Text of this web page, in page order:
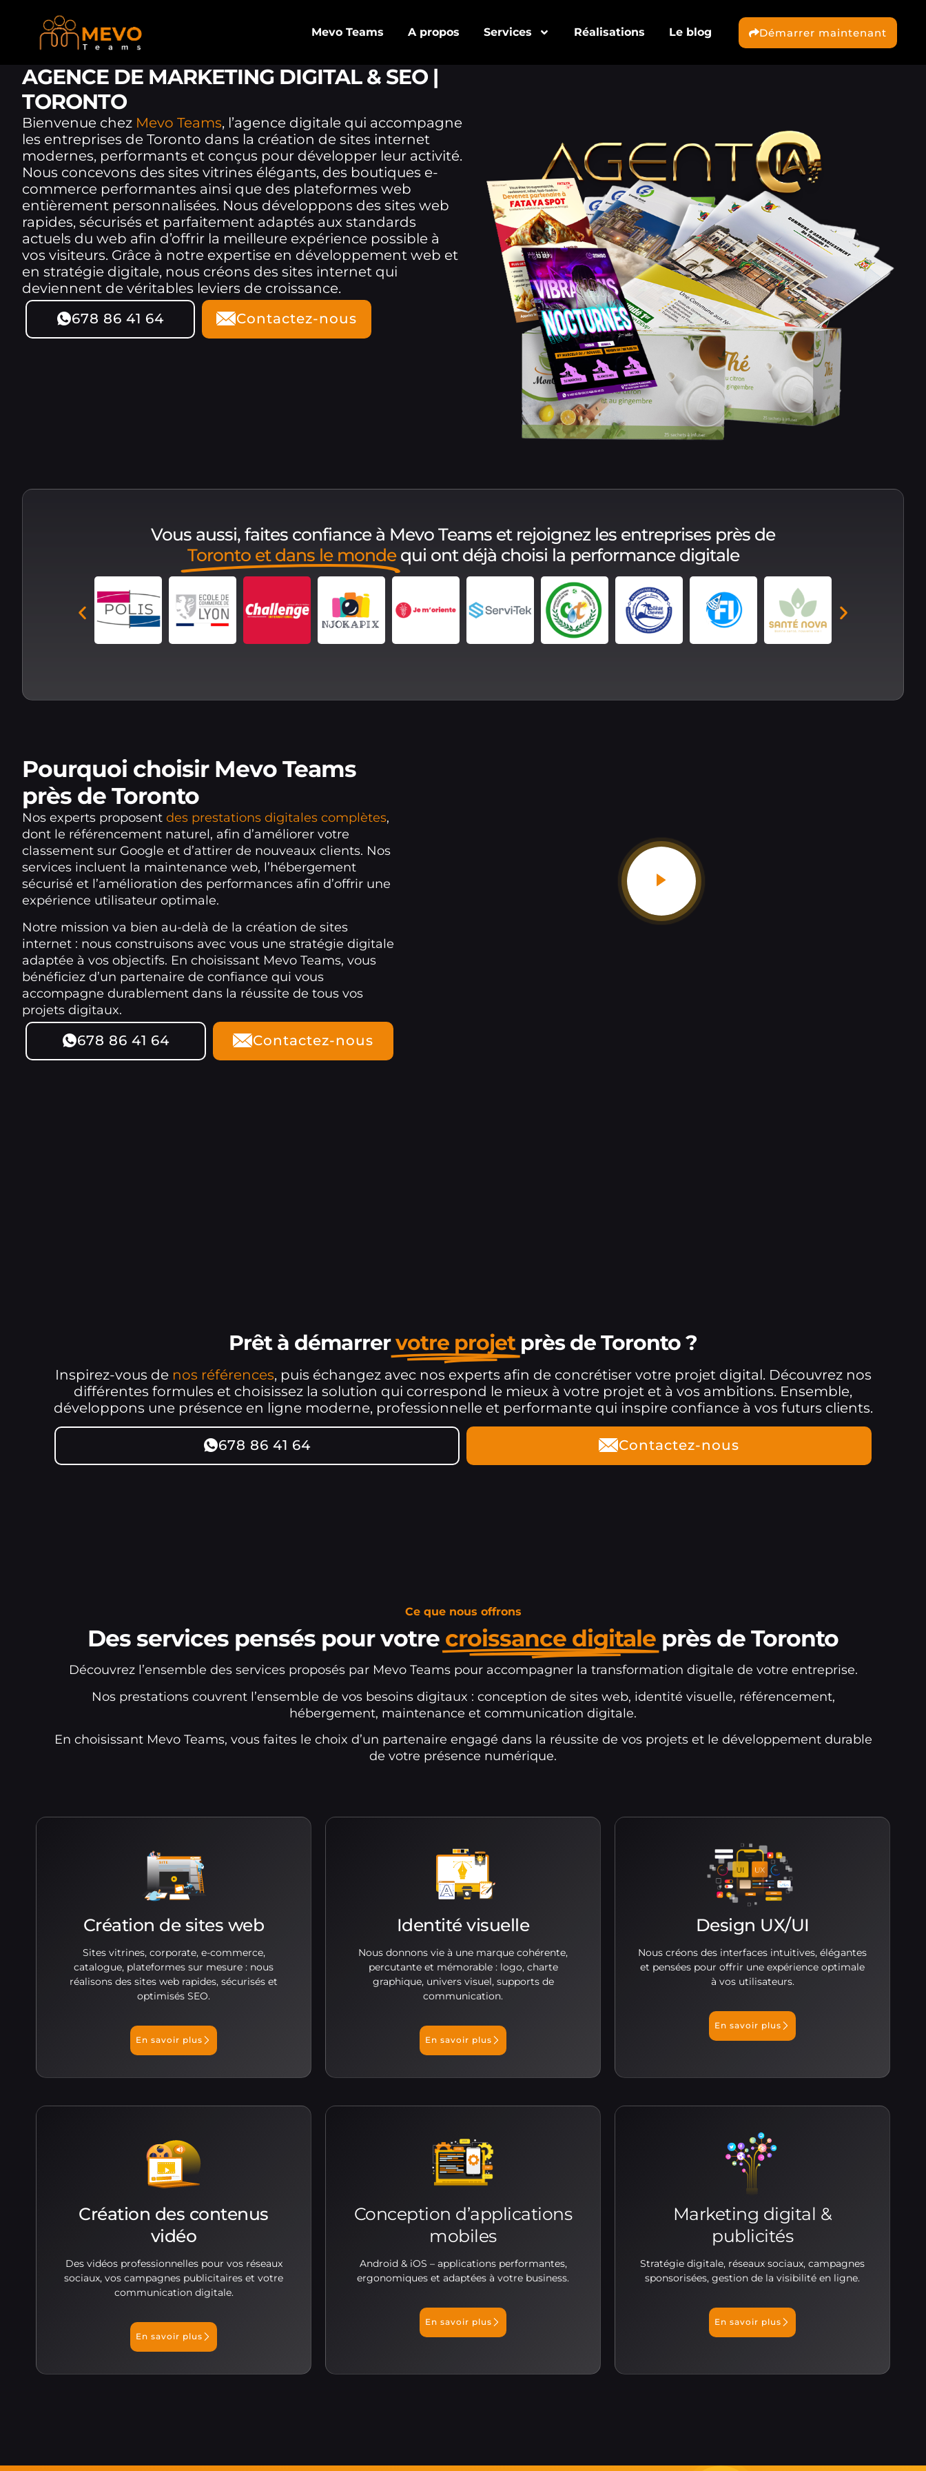
Mevo Teams A propos Services Réalisations Le blog Démarrer maintenant
AGENCE DE MARKETING DIGITAL & SEO |
TORONTO
Bienvenue chez Mevo Teams, l’agence digitale qui accompagne
les entreprises de Toronto dans la création de sites internet
modernes, performants et conçus pour développer leur activité.
Nous concevons des sites vitrines élégants, des boutiques e-
commerce performantes ainsi que des plateformes web
entièrement personnalisées. Nous développons des sites web
rapides, sécurisés et parfaitement adaptés aux standards
actuels du web afin d’offrir la meilleure expérience possible à
vos visiteurs. Grâce à notre expertise en développement web et
en stratégie digitale, nous créons des sites internet qui
deviennent de véritables leviers de croissance.
678 86 41 64
Contactez-nous
Vous aussi, faites confiance à Mevo Teams et rejoignez les entreprises près de
Toronto et dans le monde qui ont déjà choisi la performance digitale
Pourquoi choisir Mevo Teams
près de Toronto
Nos experts proposent des prestations digitales complètes,
dont le référencement naturel, afin d’améliorer votre
classement sur Google et d’attirer de nouveaux clients. Nos
services incluent la maintenance web, l’hébergement
sécurisé et l’amélioration des performances afin d’offrir une
expérience utilisateur optimale.
Notre mission va bien au-delà de la création de sites
internet : nous construisons avec vous une stratégie digitale
adaptée à vos objectifs. En choisissant Mevo Teams, vous
bénéficiez d’un partenaire de confiance qui vous
accompagne durablement dans la réussite de tous vos
projets digitaux.
678 86 41 64 Contactez-nous
Prêt à démarrervotre projet près de Toronto ?
Inspirez-vous de nos références, puis échangez avec nos experts afin de concrétiser votre projet digital. Découvrez nos
différentes formules et choisissez la solution qui correspond le mieux à votre projet et à vos ambitions. Ensemble,
développons une présence en ligne moderne, professionnelle et performante qui inspire confiance à vos futurs clients.
678 86 41 64 Contactez-nous
Ce que nous offrons
Des services pensés pour votre croissance digitale près de Toronto
Découvrez l’ensemble des services proposés par Mevo Teams pour accompagner la transformation digitale de votre entreprise.
Nos prestations couvrent l’ensemble de vos besoins digitaux : conception de sites web, identité visuelle, référencement,
hébergement, maintenance et communication digitale.
En choisissant Mevo Teams, vous faites le choix d’un partenaire engagé dans la réussite de vos projets et le développement durable
de votre présence numérique.
Création de sites web
Sites vitrines, corporate, e-commerce,
catalogue, plateformes sur mesure : nous
réalisons des sites web rapides, sécurisés et
optimisés SEO.
En savoir plus
Identité visuelle
Nous donnons vie à une marque cohérente,
percutante et mémorable : logo, charte
graphique, univers visuel, supports de
communication.
En savoir plus
Design UX/UI
Nous créons des interfaces intuitives, élégantes
et pensées pour offrir une expérience optimale
à vos utilisateurs.
En savoir plus
Création des contenus
vidéo
Des vidéos professionnelles pour vos réseaux
sociaux, vos campagnes publicitaires et votre
communication digitale.
En savoir plus
Conception d’applications
mobiles
Android & iOS – applications performantes,
ergonomiques et adaptées à votre business.
En savoir plus
Marketing digital &
publicités
Stratégie digitale, réseaux sociaux, campagnes
sponsorisées, gestion de la visibilité en ligne.
En savoir plus